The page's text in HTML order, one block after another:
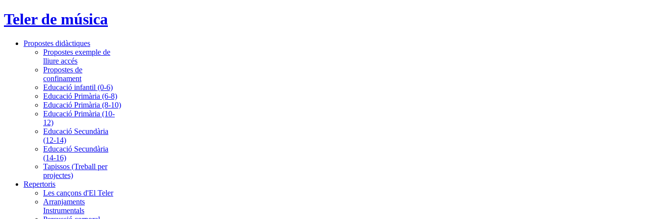
Teler de música
Propostes didàctiques
Propostes exemple de
lliure accés
Propostes de
confinament
Educació infantil (0-6)
Educació Primària (6-8)
Educació Primària (8-10)
Educació Primària (10-
12)
Educació Secundària
(12-14)
Educació Secundària
(14-16)
Tapissos (Treball per
projectes)
Repertoris
Les cançons d'El Teler
Arranjaments
Instrumentals